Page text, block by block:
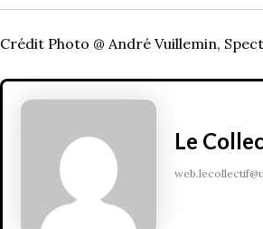
Crédit Photo @ André Vuillemin,
Le